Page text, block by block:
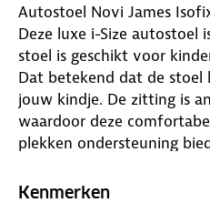
Autostoel Novi James
Deze luxe i-Size autostoel
stoel is geschikt voor
Dat betekend dat de stoel
jouw kindje. De zitting is
waardoor deze
plekken ondersteuning
comfortabel in de James
Kenmerken